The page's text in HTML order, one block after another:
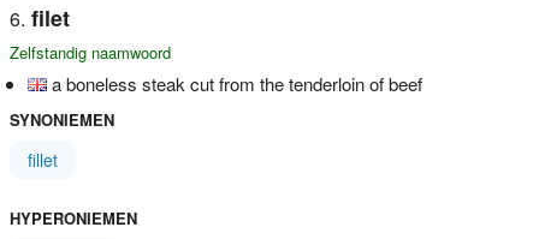
filet
Zelfstandig naamwoord
a boneless steak cut from the tenderloin of beef
SYNONIEMEN
fillet
HYPERONIEMEN